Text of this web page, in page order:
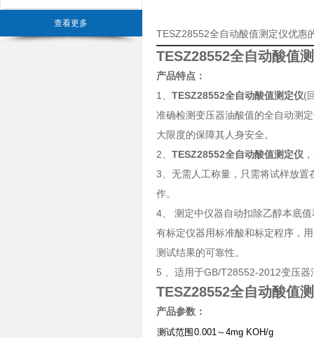
查看更多
TESZ28552全自动酸值测定仪优惠
TESZ28552全自动酸值
产品特点：
1、 TESZ28552全自动酸值测定仪(
准确检测变压器油酸值的全自动测
大限度的保障其人身安全。
2、 TESZ28552全自动酸值测定仪
3、无需人工称量，只需将试样放
作。
4、 测定中仪器自动扣除乙醇本底
有标定仪器用标准酸和标定程序，
测试结果的可靠性。
5 、适用于GB/T28552-2012变压
TESZ28552全自动酸值
产品参数：
测试范围 0.001～4mg KOH/g